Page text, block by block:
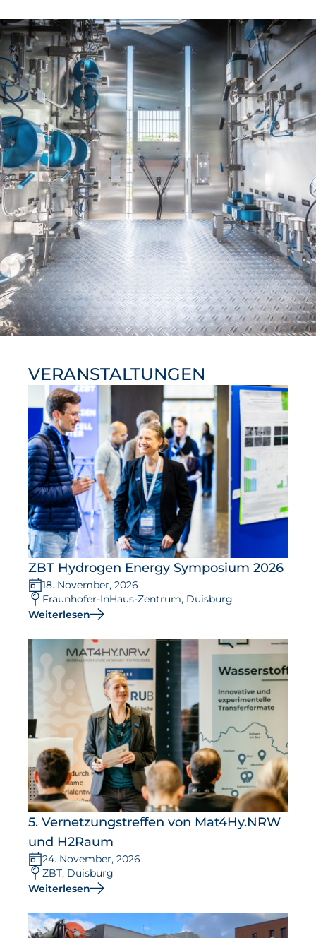
Karriere am ZBT
VERANSTALTUNGEN
ZBT Hydrogen Energy Symposium 2026
18. November, 2026
Fraunhofer-InHaus-Zentrum, Duisburg
Weiterlesen
5. Vernetzungstreffen von Mat4Hy.NRW
und H2Raum
24. November, 2026
ZBT, Duisburg
Weiterlesen